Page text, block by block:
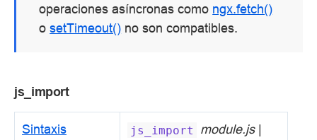
operaciones asíncronas como ngx.fetch()
osetTimeout() no son compatibles.
js_import
Sintaxis js_import module.js|